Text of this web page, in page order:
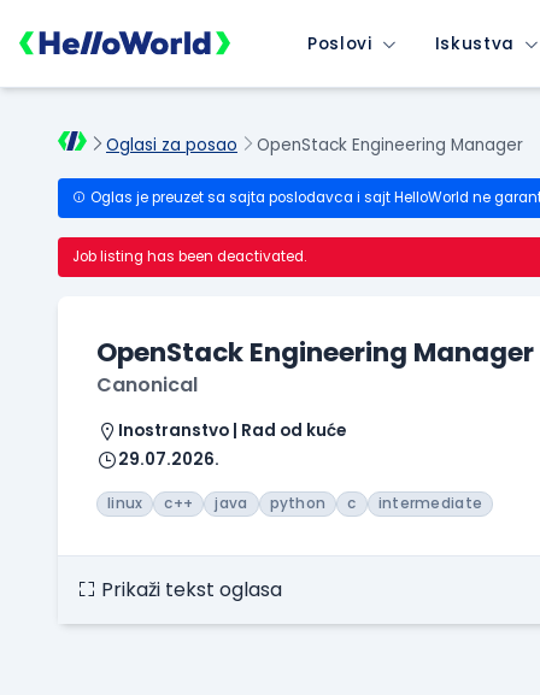
Poslovi Iskustva
Oglasi za posao OpenStack Engineering Manager
Oglas je preuzet sa sajta poslodavca i sajt HelloWorld ne
Job listing has been deactivated.
OpenStack Engineering Manager
Canonical
Inostranstvo | Rad od kuće
29.07.2026.
linux c++ java python c intermediate
Prikaži tekst oglasa